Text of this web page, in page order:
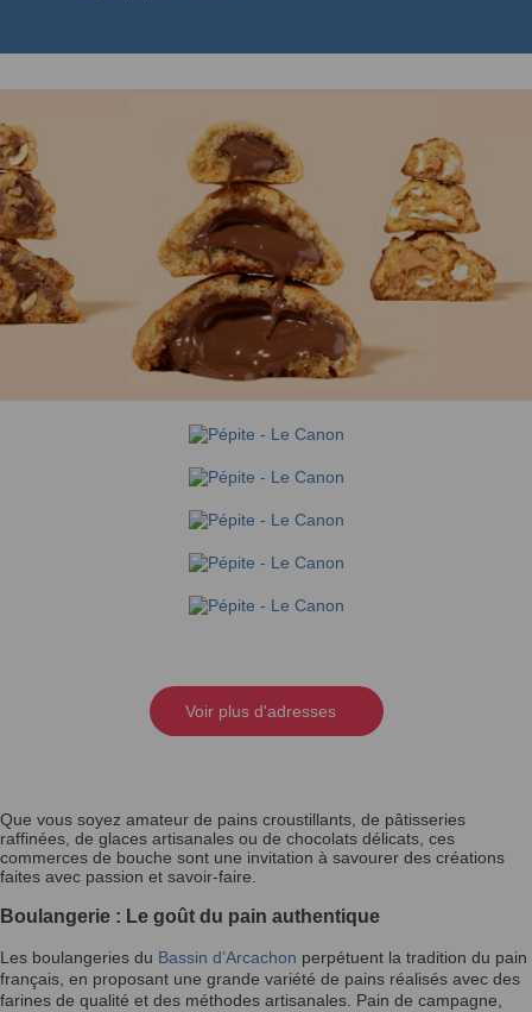
Voir plus d'adresses
Que vous soyez amateur de pains croustillants, de pâtisseries
raffinées, de glaces artisanales ou de chocolats délicats, ces
commerces de bouche sont une invitation à savourer des créations
faites avec passion et savoir-faire.
Boulangerie : Le goût du pain authentique
Les boulangeries du Bassin d’Arcachon perpétuent la tradition du pain
français, en proposant une grande variété de pains réalisés avec des
farines de qualité et des méthodes artisanales. Pain de campagne,